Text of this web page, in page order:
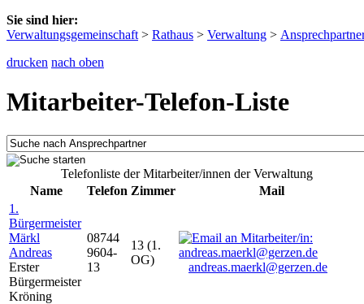
Sie sind hier:
Verwaltungsgemeinschaft > Rathaus > Verwaltung >
drucken nach oben
Mitarbeiter-Telefon-Liste
Telefonliste der Mitarbeiter/innen der Verwaltung
Name
Telefon Zimmer
Mail
1.
Bürgermeister
Märkl
Andreas
Erster
Bürgermeister
Kröning
08744
9604-
13
13 (1.
OG)
andreas.maerkl@gerzen.de